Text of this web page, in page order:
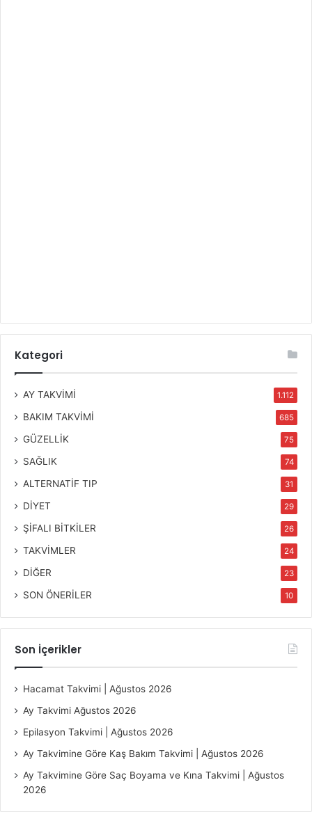
Kategori
AY TAKVİMİ 1.112
BAKIM TAKVİMİ 685
GÜZELLİK 75
SAĞLIK 74
ALTERNATİF TIP 31
DİYET 29
ŞİFALI BİTKİLER 26
TAKVİMLER 24
DİĞER 23
SON ÖNERİLER 10
Son İçerikler
Hacamat Takvimi | Ağustos 2026
Ay Takvimi Ağustos 2026
Epilasyon Takvimi | Ağustos 2026
Ay Takvimine Göre Kaş Bakım Takvimi | Ağustos 2026
Ay Takvimine Göre Saç Boyama ve Kına Takvimi | Ağustos
2026